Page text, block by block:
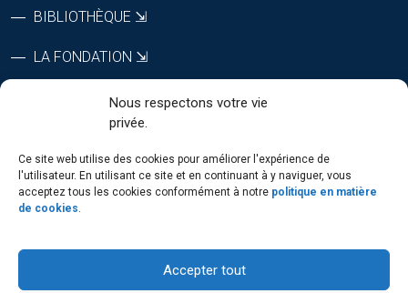
Nous respectons votre vie
privée.
Ce site web utilise des cookies pour améliorer l'expérience de
l'utilisateur. En utilisant ce site et en continuant à y naviguer, vous
acceptez tous les cookies conformément à notre politique en matière
de cookies.
Accepter tout
BIBLIOTHÈQUE ⇲
LA FONDATION ⇲